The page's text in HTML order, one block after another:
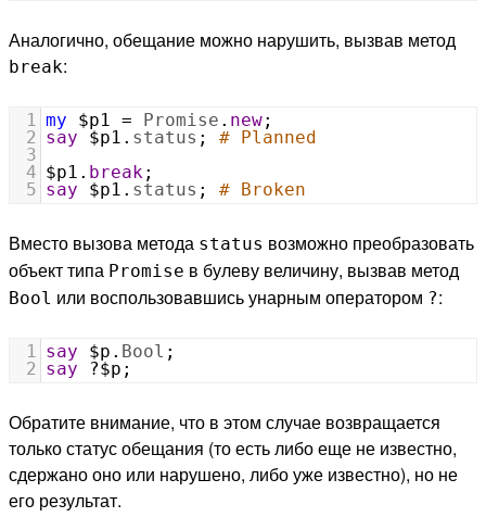
Аналогично, обещание можно нарушить, вызвав метод
break:
1 my $p1 = Promise . new;
2 say $p1 . status ; # Planned
3
4 $p1 . break;
5 say $p1 . status ; # Broken
Вместо вызова метода status возможно преобразовать
объект типа Promise в булеву величину, вызвав метод
Bool или воспользовавшись унарным оператором ?:
1 say $p . Bool ;
2 say ?$p ;
Обратите внимание, что в этом случае возвращается
только статус обещания (то есть либо еще не известно,
сдержано оно или нарушено, либо уже известно), но не
его результат.